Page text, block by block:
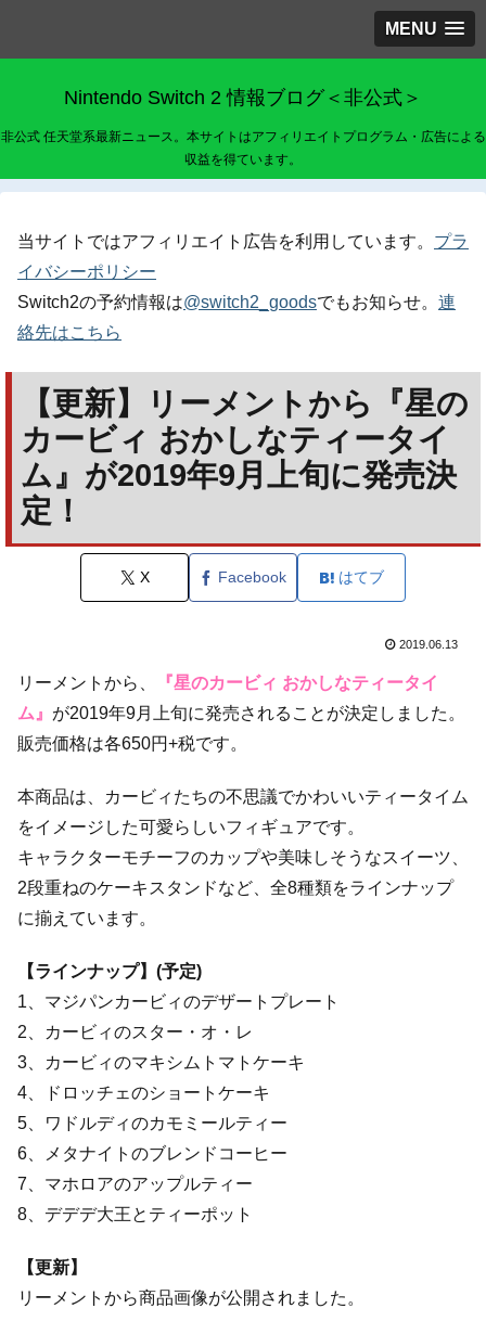
MENU
Nintendo Switch 2 情報ブログ＜非公式＞
非公式 任天堂系最新ニュース。本サイトはアフィリエイトプログラム・広告による
収益を得ています。
当サイトではアフィリエイト広告を利用しています。 プラ
イバシーポリシー
Switch2の予約情報は@switch2_goodsでもお知らせ。 連
絡先はこちら
【更新】リーメントから『星の
カービィ おかしなティータイ
ム』が2019年9月上旬に発売決
定！
X Facebook はてブ
2019.06.13
リーメントから、
『星のカービィ おかしなティータイ
ム』 が2019年9月上旬に発売されることが決定しました。
販売価格は各650円+税です。
本商品は、カービィたちの不思議でかわいいティータイム
をイメージした可愛らしいフィギュアです。
キャラクターモチーフのカップや美味しそうなスイーツ、
2段重ねのケーキスタンドなど、全8種類をラインナップ
に揃えています。
【ラインナップ】(予定)
1、マジパンカービィのデザートプレート
2、カービィのスター・オ・レ
3、カービィのマキシムトマトケーキ
4、ドロッチェのショートケーキ
5、ワドルディのカモミールティー
6、メタナイトのブレンドコーヒー
7、マホロアのアップルティー
8、デデデ大王とティーポット
【更新】
リーメントから商品画像が公開されました。